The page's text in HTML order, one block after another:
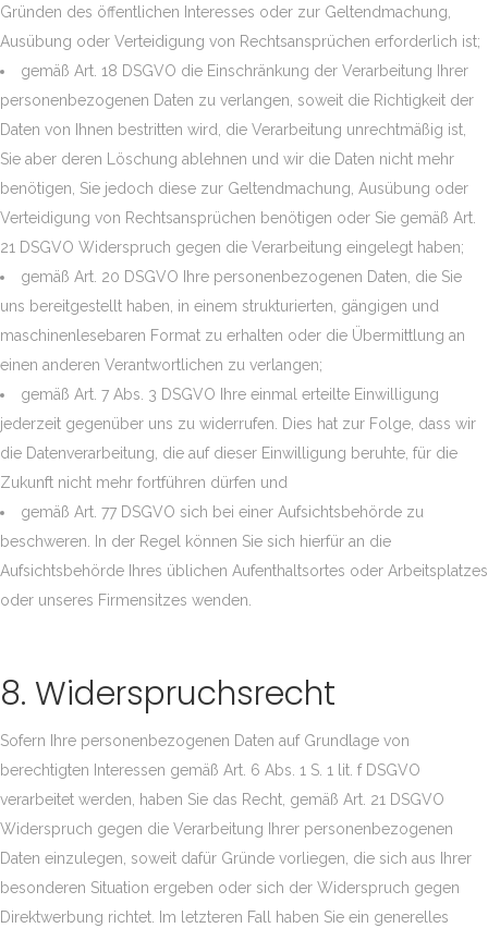
Gründen des öffentlichen Interesses oder zur Geltendmachung,
Ausübung oder Verteidigung von Rechtsansprüchen erforderlich ist;
gemäß Art. 18 DSGVO die Einschränkung der Verarbeitung Ihrer
personenbezogenen Daten zu verlangen, soweit die Richtigkeit der
Daten von Ihnen bestritten wird, die Verarbeitung unrechtmäßig ist,
Sie aber deren Löschung ablehnen und wir die Daten nicht mehr
benötigen, Sie jedoch diese zur Geltendmachung, Ausübung oder
Verteidigung von Rechtsansprüchen benötigen oder Sie gemäß Art.
21 DSGVO Widerspruch gegen die Verarbeitung eingelegt haben;
gemäß Art. 20 DSGVO Ihre personenbezogenen Daten, die Sie
uns bereitgestellt haben, in einem strukturierten, gängigen und
maschinenlesebaren Format zu erhalten oder die Übermittlung an
einen anderen Verantwortlichen zu verlangen;
gemäß Art. 7 Abs. 3 DSGVO Ihre einmal erteilte Einwilligung
jederzeit gegenüber uns zu widerrufen. Dies hat zur Folge, dass wir
die Datenverarbeitung, die auf dieser Einwilligung beruhte, für die
Zukunft nicht mehr fortführen dürfen und
gemäß Art. 77 DSGVO sich bei einer Aufsichtsbehörde zu
beschweren. In der Regel können Sie sich hierfür an die
Aufsichtsbehörde Ihres üblichen Aufenthaltsortes oder Arbeitsplatzes
oder unseres Firmensitzes wenden.
8. Widerspruchsrecht
Sofern Ihre personenbezogenen Daten auf Grundlage von
berechtigten Interessen gemäß Art. 6 Abs. 1 S. 1 lit. f DSGVO
verarbeitet werden, haben Sie das Recht, gemäß Art. 21 DSGVO
Widerspruch gegen die Verarbeitung Ihrer personenbezogenen
Daten einzulegen, soweit dafür Gründe vorliegen, die sich aus Ihrer
besonderen Situation ergeben oder sich der Widerspruch gegen
Direktwerbung richtet. Im letzteren Fall haben Sie ein generelles